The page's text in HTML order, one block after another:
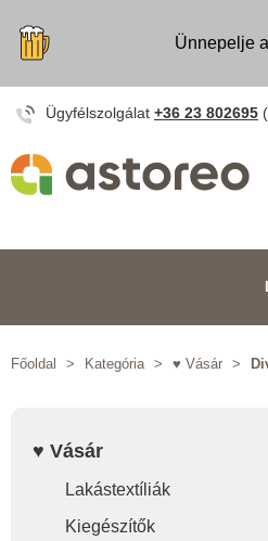
Ünnepelje
Ügyfélszolgálat +36 23 802695
Főoldal > Kategória > ♥ Vásár >
♥ Vásár
Lakástextíliák
Kiegészítők